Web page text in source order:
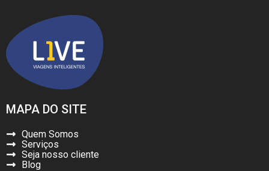
MAPA DO SITE
Quem Somos
Serviços
Seja nosso cliente
Blog